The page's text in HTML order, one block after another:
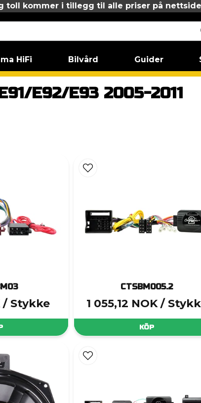
toll kommer i tillegg til alle priser på
HiFi Bilvård Guider
E92/E93 2005-2011
/ Stykke
CTSBM005.2
1 055,12 NOK /
KÖP